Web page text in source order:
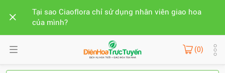
Tại sao Ciaoflora chỉ sử dụng nhân viên giao hoa
của mình?
(0)